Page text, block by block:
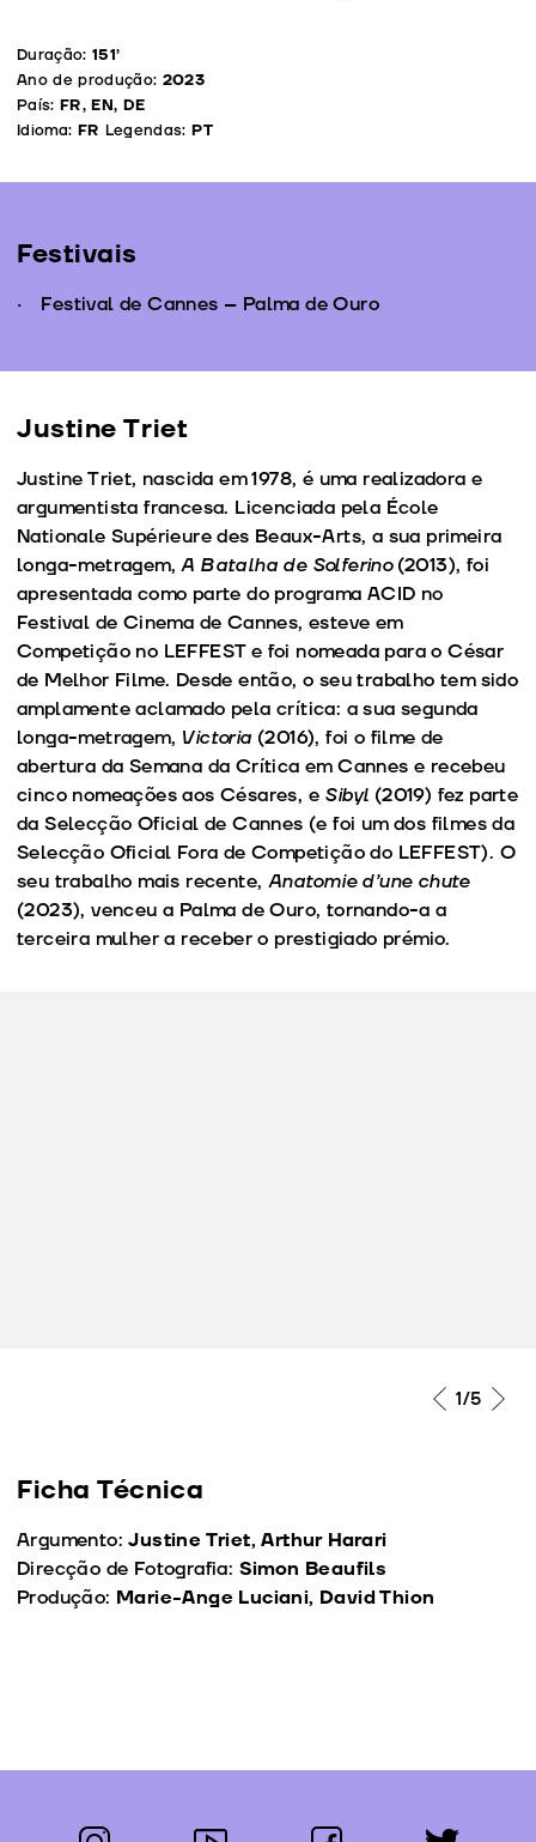
Duração: 151’
Ano de produção: 2023
País: FR, EN, DE
Idioma: FR Legendas: PT
Festivais
Festival de Cannes – Palma de Ouro
Justine Triet
Justine Triet, nascida em 1978, é uma realizadora e
argumentista francesa. Licenciada pela École
Nationale Supérieure des Beaux-Arts, a sua primeira
longa-metragem,A Batalha de Solferino(2013), foi
apresentada como parte do programa ACID no
Festival de Cinema de Cannes, esteve em
Competição no LEFFEST e foi nomeada para o César
de Melhor Filme. Desde então, o seu trabalho tem sido
amplamente aclamado pela crítica: a sua segunda
longa-metragem, Victoria (2016), foi o filme de
abertura da Semana da Crítica em Cannes e recebeu
cinco nomeações aos Césares, e Sibyl (2019) fez parte
da Selecção Oficial de Cannes (e foi um dos filmes da
Selecção Oficial Fora de Competição do LEFFEST). O
seu trabalho mais recente, Anatomie d’une chute
(2023), venceu a Palma de Ouro, tornando-a a
terceira mulher a receber o prestigiado prémio.
1/5
Ficha Técnica
Argumento:Justine Triet, Arthur Harari
Direcção de Fotografia: Simon Beaufils
Produção: Marie-Ange Luciani, David Thion
instagram youtube facebook twitter